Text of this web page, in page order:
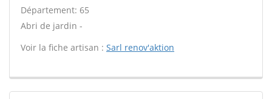
Département: 65
Abri de jardin -
Voir la fiche artisan : Sarl renov'aktion